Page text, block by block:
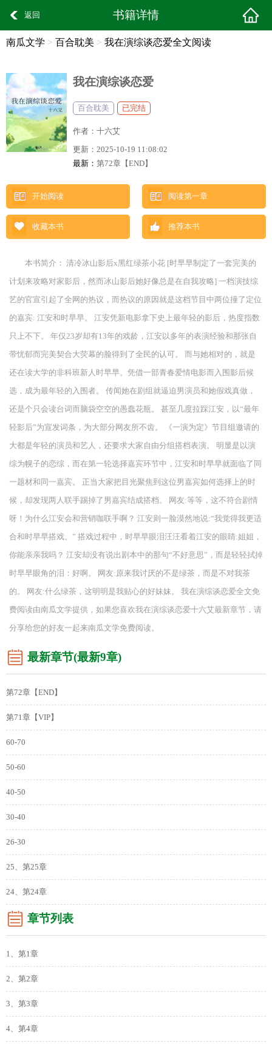
返回 书籍详情
南瓜文学 > 百合耽美 > 我在演综谈恋爱全文阅读
我在演综谈恋爱
百合耽美 已完结
作者： 十六艾
更新： 2025-10-19 11:08:02
最新： 第72章【END】
开始阅读 阅读第一章
收藏本书 推荐本书
本书简介： 清冷冰山影后x黑红绿茶小花 [时早早制定了一套完美的
计划来攻略对家影后，然而冰山影后她好像总是在自我攻略] 一档演技综
艺的官宣引起了全网的热议，而热议的原因就是这档节目中两位撞了定位
的嘉宾: 江安和时早早。 江安凭新电影拿下史上最年轻的影后，热度指数
只上不下。 年仅23岁却有13年的戏龄，江安以多年的表演经验和那张自
带忧郁而完美契合大荧幕的脸得到了全民的认可。 而与她相对的，就是
还在读大学的非科班新人时早早。凭借一部青春爱情电影而入围影后候
选，成为最年轻的入围者。 传闻她在剧组就逼迫男演员和她假戏真做，
还是个只会读台词而脑袋空空的愚蠢花瓶。 甚至几度拉踩江安，以“最年
轻影后”为宣发词条，为大部分网友所不齿。 《一演为定》节目组邀请的
大都是年轻的演员和艺人，还要求大家自由分组搭档表演。 明显是以演
综为幌子的恋综，而在第一轮选择嘉宾环节中，江安和时早早就面临了同
一题材和同一嘉宾。 正当大家把目光聚焦到这位男嘉宾如何选择上的时
候，却发现两人联手踢掉了男嘉宾结成搭档。 网友:等等，这不符合剧情
呀！为什么江安会和营销咖联手啊？ 江安则一脸漠然地说:“我觉得我更适
合和时早早搭戏。” 搭戏过程中，时早早眼泪汪汪看着江安的眼睛:姐姐，
你能亲亲我吗？ 江安却没有说出剧本中的那句“不好意思”，而是轻轻拭掉
时早早眼角的泪：好啊。 网友:原来我讨厌的不是绿茶，而是不对我茶
的。 网友:什么绿茶，这明明是我贴心的好妹妹。 我在演综谈恋爱全文免
费阅读由南瓜文学提供，如果您喜欢我在演综谈恋爱十六艾最新章节，请
分享给您的好友一起来南瓜文学免费阅读。
最新章节(最新9章)
第72章【END】
第71章【VIP】
60-70
50-60
40-50
30-40
26-30
25、第25章
24、第24章
章节列表
1、第1章
2、第2章
3、第3章
4、第4章